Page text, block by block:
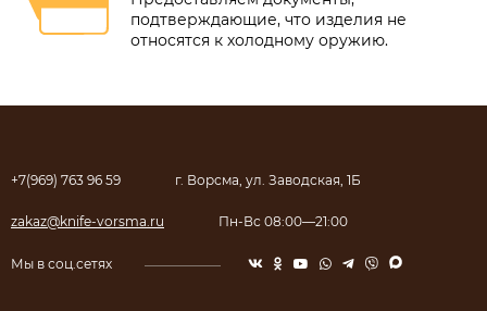
подтверждающие, что изделия не
относятся к холодному оружию.
+7(969) 763 96 59 г. Ворсма, ул. Заводская, 1Б
zakaz@knife-vorsma.ru Пн-Вс 08:00—21:00
Мы в соц.сетях